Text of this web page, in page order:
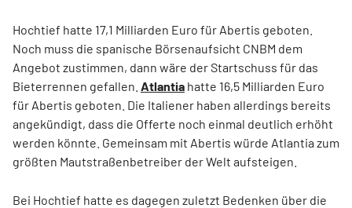
Hochtief hatte 17,1 Milliarden Euro für Abertis geboten.
Noch muss die spanische Börsenaufsicht CNBM dem
Angebot zustimmen, dann wäre der Startschuss für das
Bieterrennen gefallen. Atlantia hatte 16,5 Milliarden Euro
für Abertis geboten. Die Italiener haben allerdings bereits
angekündigt, dass die Offerte noch einmal deutlich erhöht
werden könnte. Gemeinsam mit Abertis würde Atlantia zum
größten Mautstraßenbetreiber der Welt aufsteigen.
Bei Hochtief hatte es dagegen zuletzt Bedenken über die